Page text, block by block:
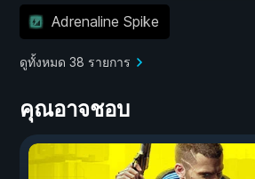
Adrenaline Spike
ดูทั้งหมด 38 รายการ
คุณอาจชอบ